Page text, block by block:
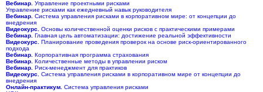
Вебинар. Управление проектными рисками
Управление рисками как ежедневный навык руководителя
Вебинар. Система управления рисками в корпоративном мире: от концепции до
внедрения
Видеокурс.
Основы количественной оценки рисков с практическими примерами
Вебинар. Главная цель автоматизации: достижение реальной эффективности
Видеокурс.
Планирование проведения проверок на основе риск-ориентированного
подхода
Вебинар. Корпоративная программа страхования
Вебинар. Количественные методы в управлении риском
Вебинар. Риск-менеджмент для практиков
Видеокурс.
Система управления рисками в корпоративном мире от концепции до
внедрения
Онлайн-практикум. Система управления рисками